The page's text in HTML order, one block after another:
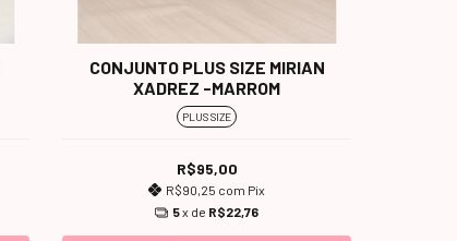
CONJUNTO PLUS SIZE MIRIAN
XADREZ -MARROM
PLUS SIZE
R$95,00
R$90,25 com Pix
5x de R$22,76